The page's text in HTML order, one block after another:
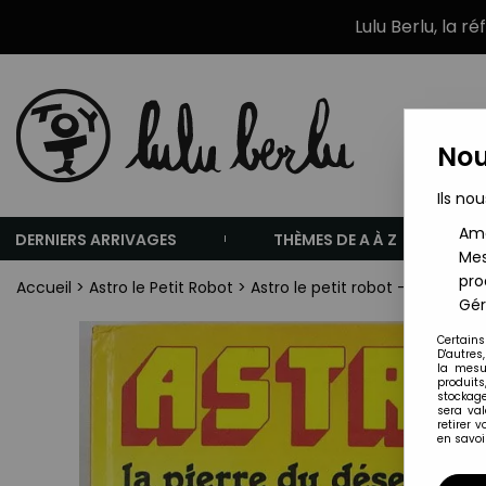
Lulu Berlu, la
DERNIERS ARRIVAGES THÈMES DE A À Z
Accueil > Astro le Petit Robot > Astro le petit robot - Livre
Ils
la
sera
retirer
en